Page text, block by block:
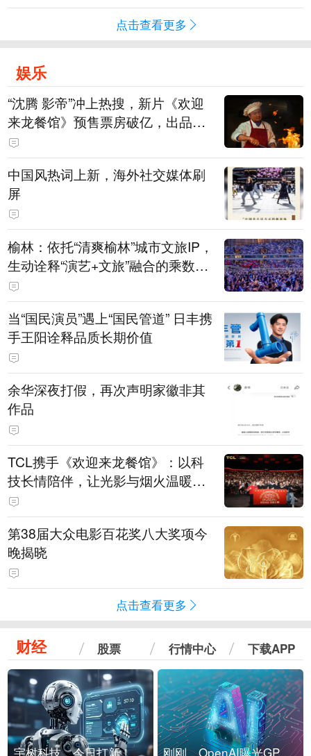
点击查看更多
娱乐
“沈腾 影帝”冲上热搜，新片《欢迎
来龙餐馆》预售票房破亿，出品方
股价大涨！沈腾主演电影票房已破4
15亿元
中国风热词上新，海外社交媒体刷
屏
榆林：依托“清爽榆林”城市文旅IP，
生动诠释“演艺+文旅”融合的乘数效
应
当“国民演员”遇上“国民管道” 日丰携
手王阳诠释品质长期价值
余华深夜打假，再次声明家徽非其
作品
TCL携手《欢迎来龙餐馆》：以科
技长情陪伴，让光影与烟火温暖生
活
第38届大众电影百花奖八大奖项今
晚揭晓
点击查看更多
财经 股票 行情中心 下载APP
宇树科技，今日打新！ 刚刚，OpenAI曝光GPT-6！传10万亿参数，8月强行发布